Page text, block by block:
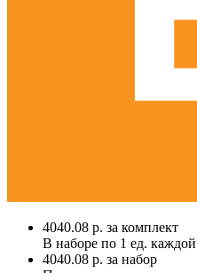
4040.08 р. за комплект
В наборе по 1 ед. каждой
4040.08 р. за набор